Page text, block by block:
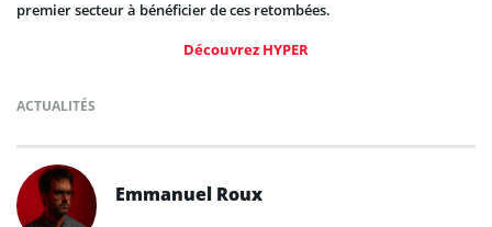
premier secteur à bénéficier de ces retombées.
Découvrez HYPER
ACTUALITÉS
Emmanuel Roux